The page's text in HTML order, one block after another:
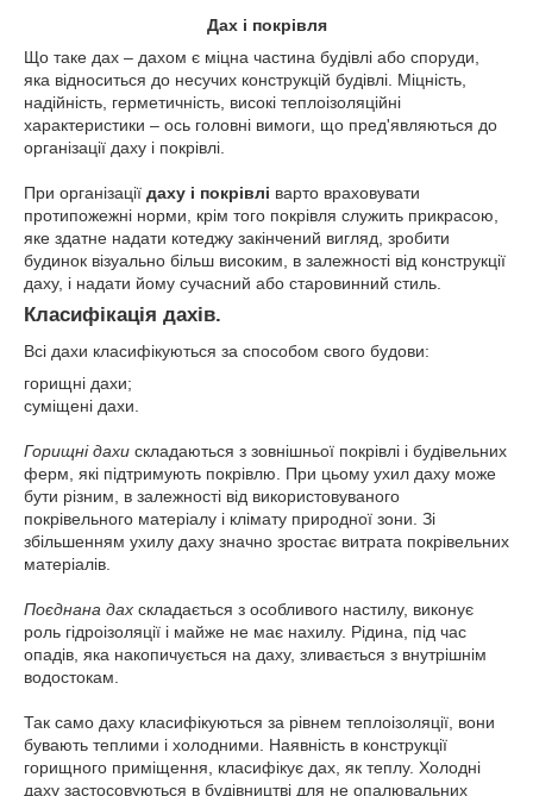
Дах і покрівля
Що таке дах – дахом є міцна частина будівлі або споруди,
яка відноситься до несучих конструкцій будівлі. Міцність,
надійність, герметичність, високі теплоізоляційні
характеристики – ось головні вимоги, що пред'являються до
організації даху і покрівлі.
При організації даху і покрівлі варто враховувати
протипожежні норми, крім того покрівля служить прикрасою,
яке здатне надати котеджу закінчений вигляд, зробити
будинок візуально більш високим, в залежності від конструкції
даху, і надати йому сучасний або старовинний стиль.
Класифікація дахів.
Всі дахи класифікуються за способом свого будови:
горищні дахи;
суміщені дахи.
Горищні дахи складаються з зовнішньої покрівлі і будівельних
ферм, які підтримують покрівлю. При цьому ухил даху може
бути різним, в залежності від використовуваного
покрівельного матеріалу і клімату природної зони. Зі
збільшенням ухилу даху значно зростає витрата покрівельних
матеріалів.
Поєднана дах складається з особливого настилу, виконує
роль гідроізоляції і майже не має нахилу. Рідина, під час
опадів, яка накопичується на даху, зливається з внутрішнім
водостокам.
Так само даху класифікуються за рівнем теплоізоляції, вони
бувають теплими і холодними. Наявність в конструкції
горищного приміщення, класифікує дах, як теплу. Холодні
даху застосовуються в будівництві для не опалювальних